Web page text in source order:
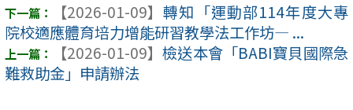
【2026-01-09】 轉知「運動部114年度大專
院校適應體育培力增能研習教學法工作坊— ...
【2026-01-09】 檢送本會「BABI寶貝國際急
難救助金」申請辦法